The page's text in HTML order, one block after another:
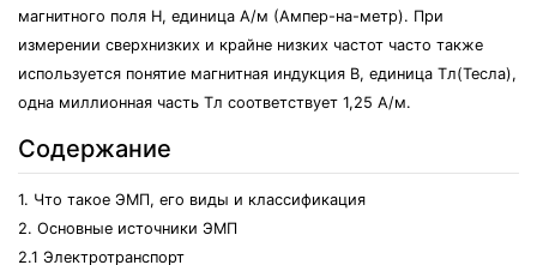
магнитного поля Н, единица А/м (Ампер-на-метр). При
измерении сверхнизких и крайне низких частот часто также
используется понятие магнитная индукция В, единица Тл(Тесла),
одна миллионная часть Тл соответствует 1,25 А/м.
Содержание
1. Что такое ЭМП, его виды и классификация
2. Основные источники ЭМП
2.1 Электротранспорт